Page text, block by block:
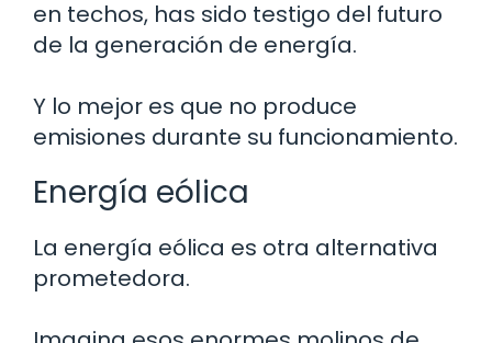
en techos, has sido testigo del futuro
de la generación de energía.
Y lo mejor es que no produce
emisiones durante su funcionamiento.
Energía eólica
La energía eólica es otra alternativa
prometedora.